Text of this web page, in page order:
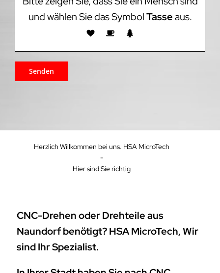
und wählen Sie das SymbolTasseaus.
Herzlich Willkommen bei uns. HSA MicroTech
-
Hier sind Sie richtig
CNC-Drehen oder Drehteile aus
Naundorf benötigt? HSA MicroTech, Wir
sind Ihr Spezialist.